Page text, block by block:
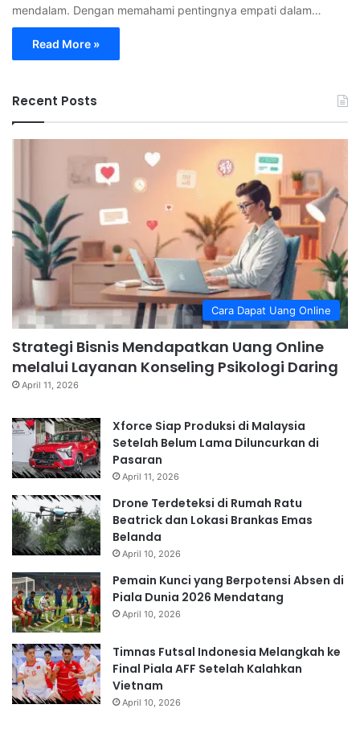
mendalam. Dengan memahami pentingnya empati dalam…
Read More »
Recent Posts
Cara Dapat Uang Online
Strategi Bisnis Mendapatkan Uang Online
melalui Layanan Konseling Psikologi Daring
April 11, 2026
Xforce Siap Produksi di Malaysia
Setelah Belum Lama Diluncurkan di
Pasaran
April 11, 2026
Drone Terdeteksi di Rumah Ratu
Beatrick dan Lokasi Brankas Emas
Belanda
April 10, 2026
Pemain Kunci yang Berpotensi Absen di
Piala Dunia 2026 Mendatang
April 10, 2026
Timnas Futsal Indonesia Melangkah ke
Final Piala AFF Setelah Kalahkan
Vietnam
April 10, 2026